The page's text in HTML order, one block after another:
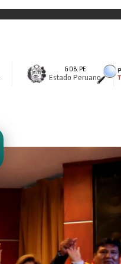
GOB.PE
Estado Peruano